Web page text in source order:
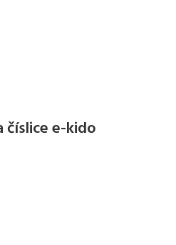
číslice e-kido